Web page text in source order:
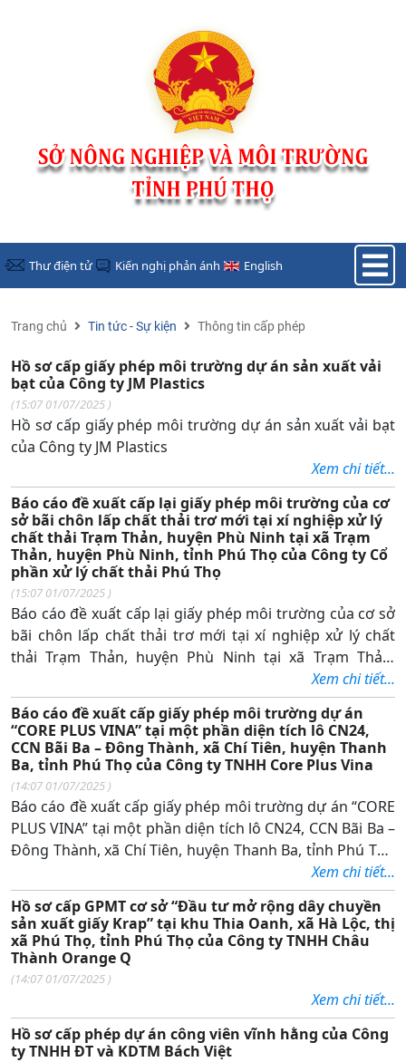
Thư điện tử Kiến nghị phản ánh English
Trang chủ Tin tức - Sự kiện Thông tin cấp phép
Hồ sơ cấp giấy phép môi trường dự án sản xuất vải
bạt của Công ty JM Plastics
(15:07 01/07/2025 )
Hồ sơ cấp giấy phép môi trường dự án sản xuất vải bạt
của Công ty JM Plastics
Xem chi tiết...
Báo cáo đề xuất cấp lại giấy phép môi trường của cơ
sở bãi chôn lấp chất thải trơ mới tại xí nghiệp xử lý
chất thải Trạm Thản, huyện Phù Ninh tại xã Trạm
Thản, huyện Phù Ninh, tỉnh Phú Thọ của Công ty Cổ
phần xử lý chất thải Phú Thọ
(15:07 01/07/2025 )
Báo cáo đề xuất cấp lại giấy phép môi trường của cơ sở
bãi chôn lấp chất thải trơ mới tại xí nghiệp xử lý chất
thải Trạm Thản, huyện Phù Ninh tại xã Trạm Thản,
huyện Phù Ninh, tỉnh Phú Thọ của Công ty Cổ phần xử
lý chất thải Phú Thọ
Xem chi tiết...
Báo cáo đề xuất cấp giấy phép môi trường dự án
“CORE PLUS VINA” tại một phần diện tích lô CN24,
CCN Bãi Ba – Đông Thành, xã Chí Tiên, huyện Thanh
Ba, tỉnh Phú Thọ của Công ty TNHH Core Plus Vina
(14:07 01/07/2025 )
Báo cáo đề xuất cấp giấy phép môi trường dự án “CORE
PLUS VINA” tại một phần diện tích lô CN24, CCN Bãi Ba –
Đông Thành, xã Chí Tiên, huyện Thanh Ba, tỉnh Phú Thọ
Xem chi tiết...
Hồ sơ cấp GPMT cơ sở “Đầu tư mở rộng dây chuyền
sản xuất giấy Krap” tại khu Thia Oanh, xã Hà Lộc, thị
xã Phú Thọ, tỉnh Phú Thọ của Công ty TNHH Châu
Thành Orange Q
(14:07 01/07/2025 )
Xem chi tiết...
Hồ sơ cấp phép dự án công viên vĩnh hằng của Công
ty TNHH ĐT và KDTM Bách Việt